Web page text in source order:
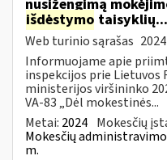
nusižengimą
išdėstymo taisyklių...
Web turinio sąrašas
Informuojame apie
inspekcijos prie Lietuvos
ministerijos viršininko
VA-83 „Dėl mokestinės...
Metai: 2024 Mokesčių
Mokesčių
m.